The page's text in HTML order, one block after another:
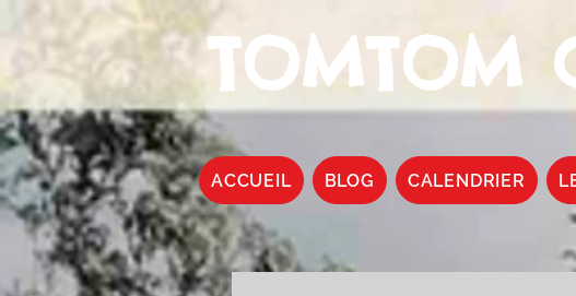
TOMTOM
ACCUEIL BLOG CALENDRIER